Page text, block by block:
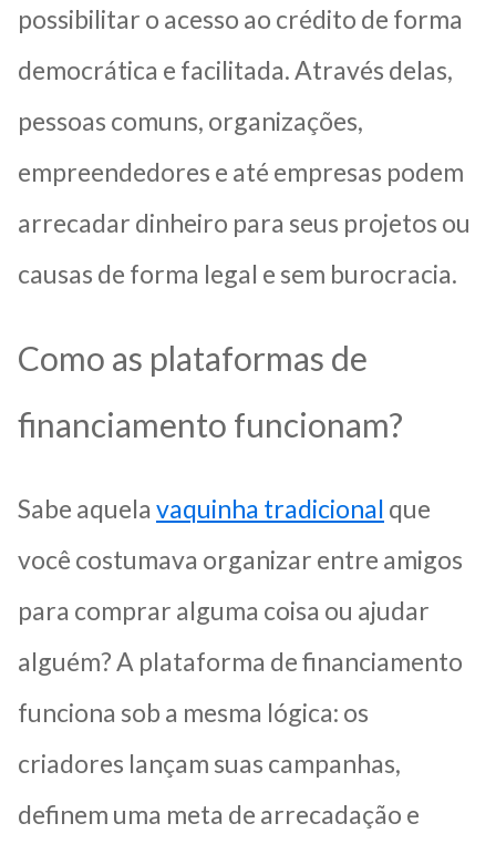
possibilitar o acesso ao crédito de forma
democrática e facilitada. Através delas,
pessoas comuns, organizações,
empreendedores e até empresas podem
arrecadar dinheiro para seus projetos ou
causas de forma legal e sem burocracia.
Como as plataformas de
financiamento funcionam?
Sabe aquela vaquinha tradicional que
você costumava organizar entre amigos
para comprar alguma coisa ou ajudar
alguém? A plataforma de financiamento
funciona sob a mesma lógica: os
criadores lançam suas campanhas,
definem uma meta de arrecadação e